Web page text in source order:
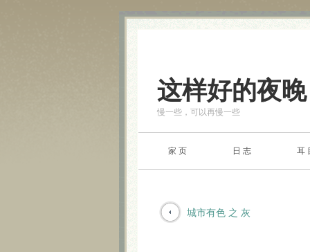
这样好的夜晚
慢一些，可以再慢一些
家 页 日 志 耳
城市有色 之 灰